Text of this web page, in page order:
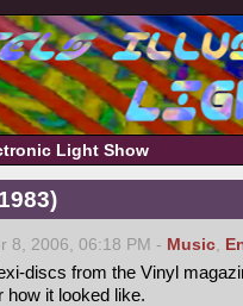
Light Show
8, 2006, 06:18 PM - Music,
discs from the Vinyl
how it looked like.